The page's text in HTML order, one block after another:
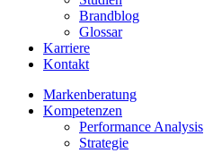
Brandblog
Glossar
Karriere
Kontakt
Markenberatung
Kompetenzen
Performance Analysis
Strategie